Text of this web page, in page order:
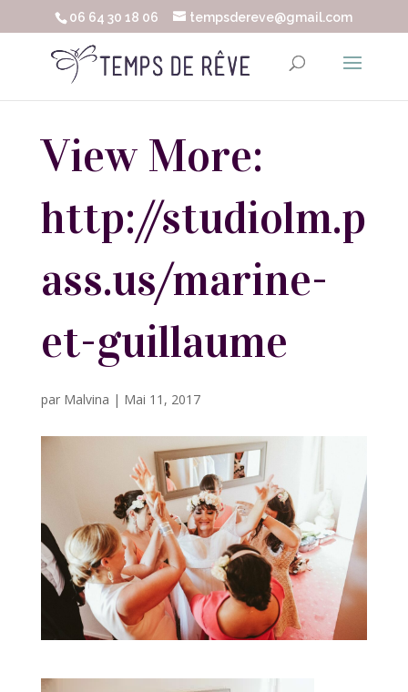
06 64 30 18 06 tempsdereve@gmail.com
View More:
http://studiolm.p
ass.us/marine-
et-guillaume
par Malvina | Mai 11, 2017